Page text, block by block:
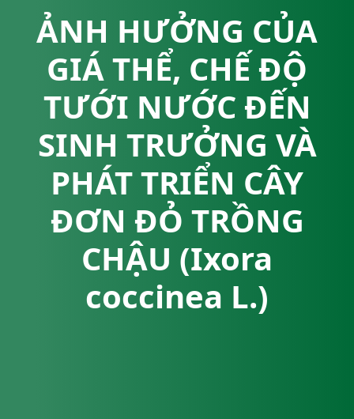
ẢNH HƯỞNG CỦA
GIÁ THỂ, CHẾ ĐỘ
TƯỚI NƯỚC ĐẾN
SINH TRƯỞNG VÀ
PHÁT TRIỂN CÂY
ĐƠN ĐỎ TRỒNG
CHẬU (Ixora
coccinea L.)